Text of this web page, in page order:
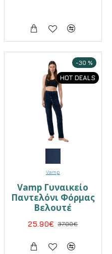
HOT DEALS
-30 %
Vamp
Vamp Γυναικείο
Παντελόνι Φόρμας
Βελουτέ
25.90€ 37.00€